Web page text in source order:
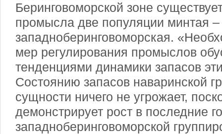
Беринговоморской зоне
промысла две популяции минтая –
западноберинговоморская.
мер регулирования промыслов
тенденциями динамики запасов
Состоянию запасов наваринской
сущности ничего не угрожает,
демонстрирует рост в последние
западноберинговоморской